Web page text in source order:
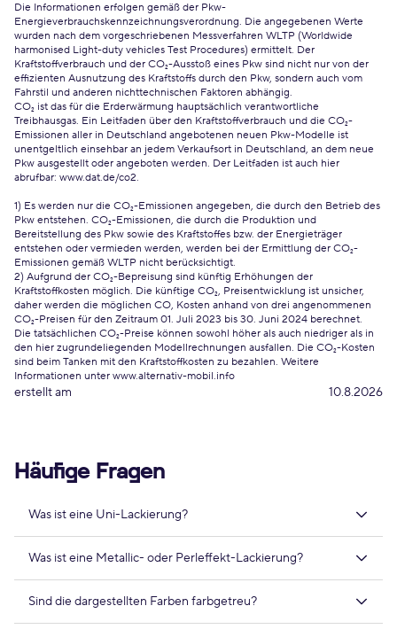
Die Informationen erfolgen gemäß der Pkw-
Energieverbrauchskennzeichnungsverordnung. Die angegebenen Werte
wurden nach dem vorgeschriebenen Messverfahren WLTP (Worldwide
harmonised Light-duty vehicles Test Procedures) ermittelt. Der
Kraftstoffverbrauch und der CO₂-Ausstoß eines Pkw sind nicht nur von der
effizienten Ausnutzung des Kraftstoffs durch den Pkw, sondern auch vom
Fahrstil und anderen nichttechnischen Faktoren abhängig.
CO₂ ist das für die Erderwärmung hauptsächlich verantwortliche
Treibhausgas. Ein Leitfaden über den Kraftstoffverbrauch und die CO₂-
Emissionen aller in Deutschland angebotenen neuen Pkw-Modelle ist
unentgeltlich einsehbar an jedem Verkaufsort in Deutschland, an dem neue
Pkw ausgestellt oder angeboten werden. Der Leitfaden ist auch hier
abrufbar: www.dat.de/co2.
1) Es werden nur die CO₂-Emissionen angegeben, die durch den Betrieb des
Pkw entstehen. CO₂-Emissionen, die durch die Produktion und
Bereitstellung des Pkw sowie des Kraftstoffes bzw. der Energieträger
entstehen oder vermieden werden, werden bei der Ermittlung der CO₂-
Emissionen gemäß WLTP nicht berücksichtigt.
2) Aufgrund der CO₂-Bepreisung sind künftig Erhöhungen der
Kraftstoffkosten möglich. Die künftige CO₂, Preisentwicklung ist unsicher,
daher werden die möglichen CO, Kosten anhand von drei angenommenen
CO₂-Preisen für den Zeitraum 01. Juli 2023 bis 30. Juni 2024 berechnet.
Die tatsächlichen CO₂-Preise können sowohl höher als auch niedriger als in
den hier zugrundeliegenden Modellrechnungen ausfallen. Die CO₂-Kosten
sind beim Tanken mit den Kraftstoffkosten zu bezahlen. Weitere
Informationen unter www.alternativ-mobil.info
erstellt am 10.8.2026
Häufige Fragen
Was ist eine Uni-Lackierung?
Was ist eine Metallic- oder Perleffekt-Lackierung?
Sind die dargestellten Farben farbgetreu?